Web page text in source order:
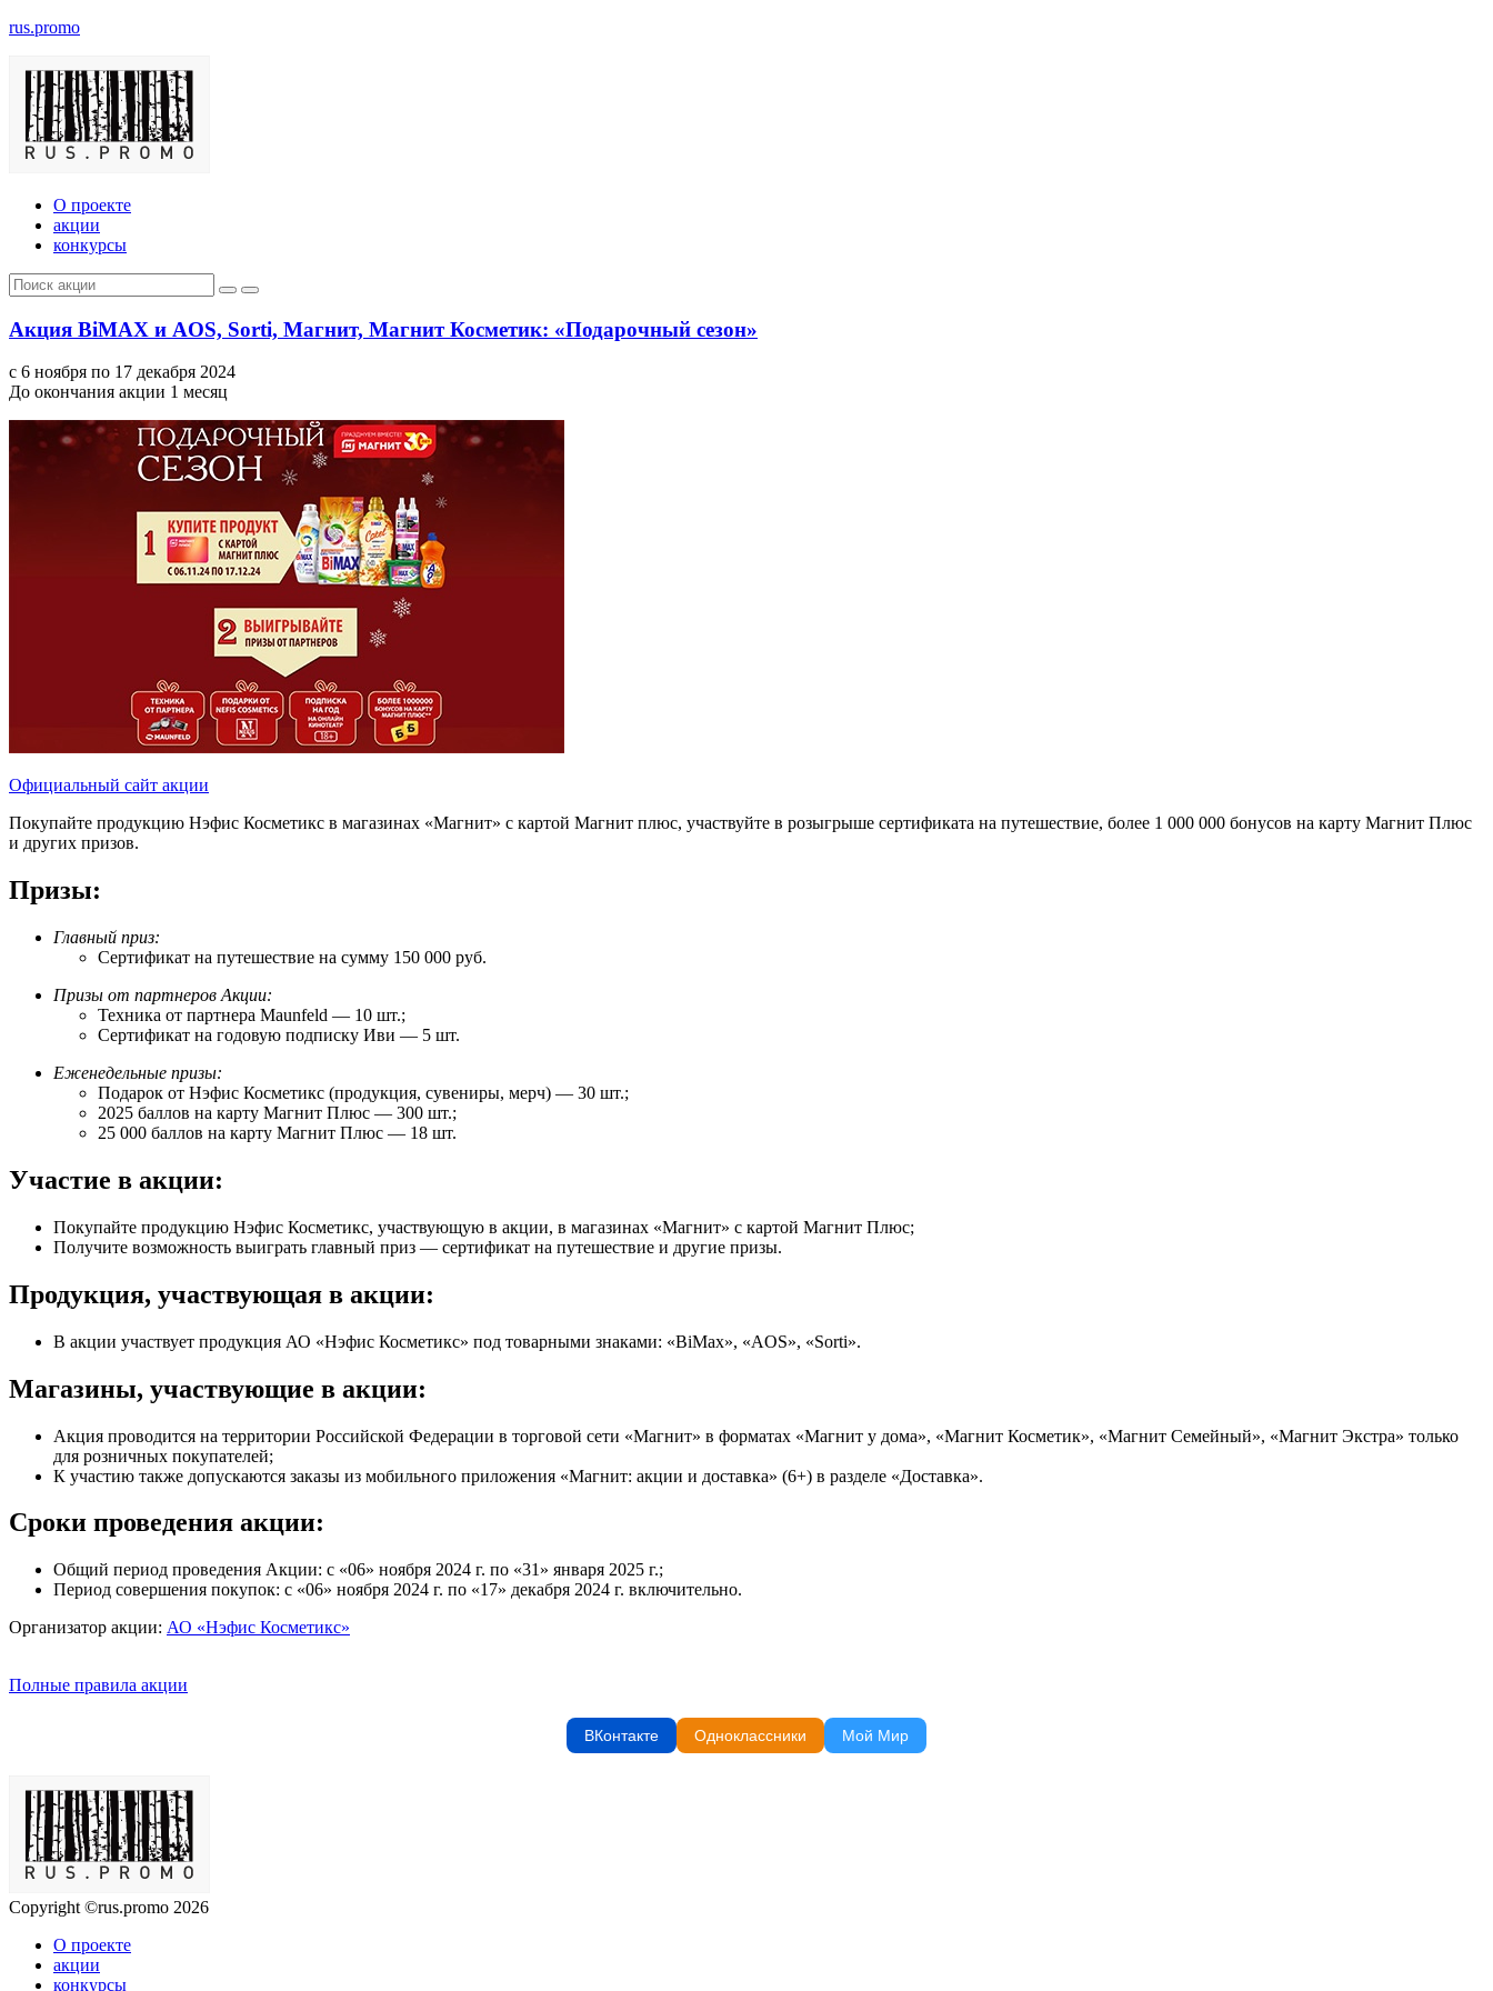
rus.promo
О проекте
акции
конкурсы
Акция BiMAX и AOS, Sorti, Магнит, Магнит Косметик: «Подарочный сезон»
с 6 ноября по 17 декабря 2024
До окончания акции 1 месяц
Официальный сайт акции
Покупайте продукцию Нэфис Косметикс в магазинах «Магнит» с картой Магнит плюс, участвуйте в розыгрыше сертификата на путешествие, более 1 000 000 бонусов на карту Магнит Плюс
и других призов.
Призы:
Главный приз:
Сертификат на путешествие на сумму 150 000 руб.
Призы от партнеров Акции:
Техника от партнера Maunfeld — 10 шт.;
Сертификат на годовую подписку Иви — 5 шт.
Еженедельные призы:
Подарок от Нэфис Косметикс (продукция, сувениры, мерч) — 30 шт.;
2025 баллов на карту Магнит Плюс — 300 шт.;
25 000 баллов на карту Магнит Плюс — 18 шт.
Участие в акции:
Покупайте продукцию Нэфис Косметикс, участвующую в акции, в магазинах «Магнит» с картой Магнит Плюс;
Получите возможность выиграть главный приз — сертификат на путешествие и другие призы.
Продукция, участвующая в акции:
В акции участвует продукция АО «Нэфис Косметикс» под товарными знаками: «BiMax», «AOS», «Sorti».
Магазины, участвующие в акции:
Акция проводится на территории Российской Федерации в торговой сети «Магнит» в форматах «Магнит у дома», «Магнит Косметик», «Магнит Семейный», «Магнит Экстра» только
для розничных покупателей;
К участию также допускаются заказы из мобильного приложения «Магнит: акции и доставка» (6+) в разделе «Доставка».
Сроки проведения акции:
Общий период проведения Акции: с «06» ноября 2024 г. по «31» января 2025 г.;
Период совершения покупок: с «06» ноября 2024 г. по «17» декабря 2024 г. включительно.
Организатор акции: АО «Нэфис Косметикс»
Полные правила акции
ВКонтакте Одноклассники Мой Мир
Copyright ©rus.promo 2026
О проекте
акции
конкурсы